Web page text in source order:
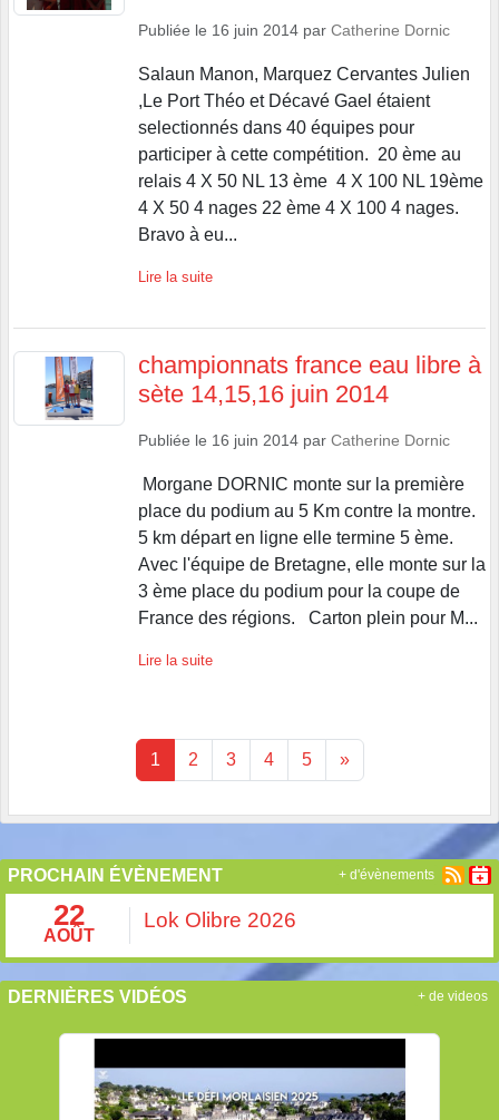
Publiée le 16 juin 2014 par Catherine Dornic
Salaun Manon, Marquez Cervantes Julien
,Le Port Théo et Décavé Gael étaient
selectionnés dans 40 équipes pour
participer à cette compétition. 20 ème au
relais 4 X 50 NL 13 ème 4 X 100 NL 19ème
4 X 50 4 nages 22 ème 4 X 100 4 nages.
Bravo à eu...
Lire la suite
championnats france eau libre à
sète 14,15,16 juin 2014
Publiée le 16 juin 2014 par Catherine Dornic
Morgane DORNIC monte sur la première
place du podium au 5 Km contre la montre.
5 km départ en ligne elle termine 5 ème.
Avec l'équipe de Bretagne, elle monte sur la
3 ème place du podium pour la coupe de
France des régions. Carton plein pour M...
Lire la suite
1 2 3 4 5 »
PROCHAIN ÉVÈNEMENT
22
AOÛT
Lok Olibre 2026
+ d'évènements
DERNIÈRES VIDÉOS + de videos